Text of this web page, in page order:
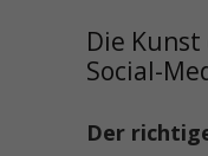
Die
Social-
Der